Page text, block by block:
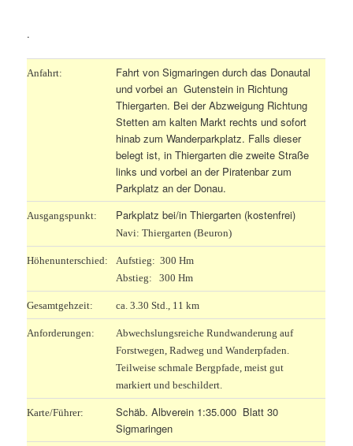
.
Anfahrt:
Fahrt von Sigmaringen durch das Donautal
und vorbei an Gutenstein in Richtung
Thiergarten. Bei der Abzweigung Richtung
Stetten am kalten Markt rechts und sofort
hinab zum Wanderparkplatz. Falls dieser
belegt ist, in Thiergarten die zweite Straße
links und vorbei an der Piratenbar zum
Parkplatz an der Donau.
Ausgangspunkt: Parkplatz bei/in Thiergarten (kostenfrei)
Navi: Thiergarten (Beuron)
Höhenunterschied:
Aufstieg: 300 Hm
Abstieg: 300 Hm
Gesamtgehzeit: ca. 3.30 Std., 11 km
Anforderungen:
Abwechslungsreiche Rundwanderung auf
Forstwegen, Radweg und Wanderpfaden.
Teilweise schmale Bergpfade, meist gut
markiert und beschildert.
Karte/Führer:
Schäb. Albverein 1:35.000 Blatt 30
Sigmaringen